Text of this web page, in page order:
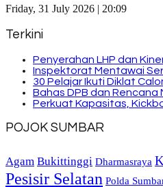
Friday, 31 July 2026 | 20:09
Terkini
Penyerahan LHP dan
Inspektorat Mentawai
30 Pelajar Ikuti Diklat
Bahas DPB dan
Perkuat Kapasitas,
POJOK SUMBAR
Agam Bukittinggi Dharmasraya
Pesisir Selatan Polda